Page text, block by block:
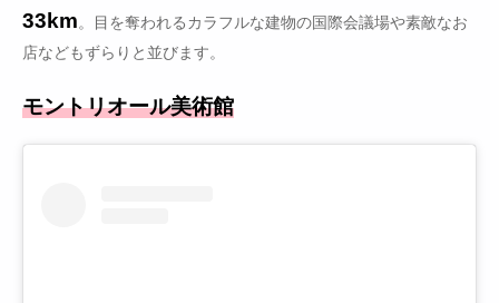
33km。目を奪われるカラフルな建物の国際会議場や素敵なお
店などもずらりと並びます。
モントリオール美術館